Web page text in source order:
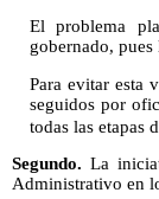
El problema
gobernado,
Para evitar esta
seguidos por
todas las etapas
Segundo. La
Administrativo en